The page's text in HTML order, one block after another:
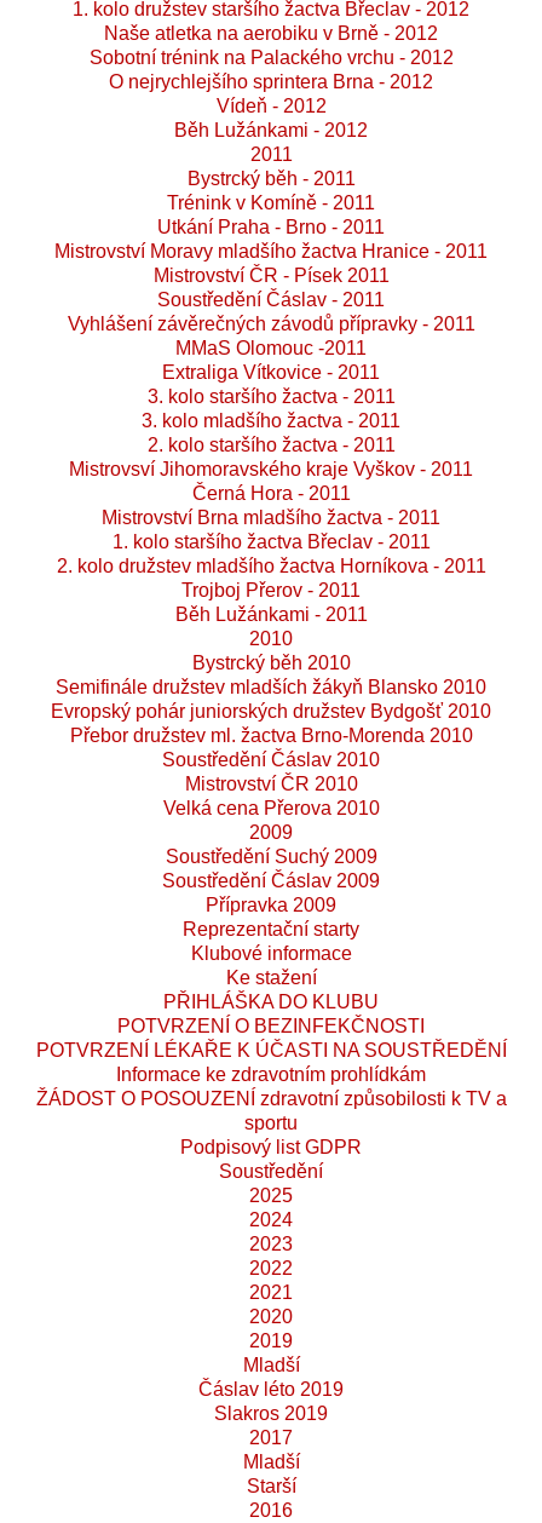
1. kolo družstev staršího žactva Břeclav - 2012
Naše atletka na aerobiku v Brně - 2012
Sobotní trénink na Palackého vrchu - 2012
O nejrychlejšího sprintera Brna - 2012
Vídeň - 2012
Běh Lužánkami - 2012
2011
Bystrcký běh - 2011
Trénink v Komíně - 2011
Utkání Praha - Brno - 2011
Mistrovství Moravy mladšího žactva Hranice - 2011
Mistrovství ČR - Písek 2011
Soustředění Čáslav - 2011
Vyhlášení závěrečných závodů přípravky - 2011
MMaS Olomouc -2011
Extraliga Vítkovice - 2011
3. kolo staršího žactva - 2011
3. kolo mladšího žactva - 2011
2. kolo staršího žactva - 2011
Mistrovsví Jihomoravského kraje Vyškov - 2011
Černá Hora - 2011
Mistrovství Brna mladšího žactva - 2011
1. kolo staršího žactva Břeclav - 2011
2. kolo družstev mladšího žactva Horníkova - 2011
Trojboj Přerov - 2011
Běh Lužánkami - 2011
2010
Bystrcký běh 2010
Semifinále družstev mladších žákyň Blansko 2010
Evropský pohár juniorských družstev Bydgošť 2010
Přebor družstev ml. žactva Brno-Morenda 2010
Soustředění Čáslav 2010
Mistrovství ČR 2010
Velká cena Přerova 2010
2009
Soustředění Suchý 2009
Soustředění Čáslav 2009
Přípravka 2009
Reprezentační starty
Klubové informace
Ke stažení
PŘIHLÁŠKA DO KLUBU
POTVRZENÍ O BEZINFEKČNOSTI
POTVRZENÍ LÉKAŘE K ÚČASTI NA SOUSTŘEDĚNÍ
Informace ke zdravotním prohlídkám
ŽÁDOST O POSOUZENÍ zdravotní způsobilosti k TV a
sportu
Podpisový list GDPR
Soustředění
2025
2024
2023
2022
2021
2020
2019
Mladší
Čáslav léto 2019
Slakros 2019
2017
Mladší
Starší
2016